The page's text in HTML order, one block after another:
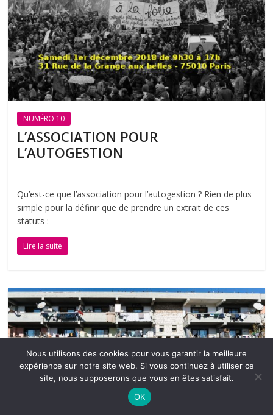
NUMÉRO 10
L’ASSOCIATION POUR
L’AUTOGESTION
Qu’est-ce que l’association pour l’autogestion ? Rien de plus
simple pour la définir que de prendre un extrait de ces
statuts :
Lire la suite
Nous utilisons des cookies pour vous garantir la meilleure
expérience sur notre site web. Si vous continuez à utiliser ce
site, nous supposerons que vous en êtes satisfait.
OK